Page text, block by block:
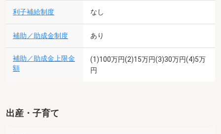
利子補給制度 なし
補助／助成金制度 あり
補助／助成金上限金
額
(1)100万円(2)15万円(3)30万円(4)5万
円
出産・子育て